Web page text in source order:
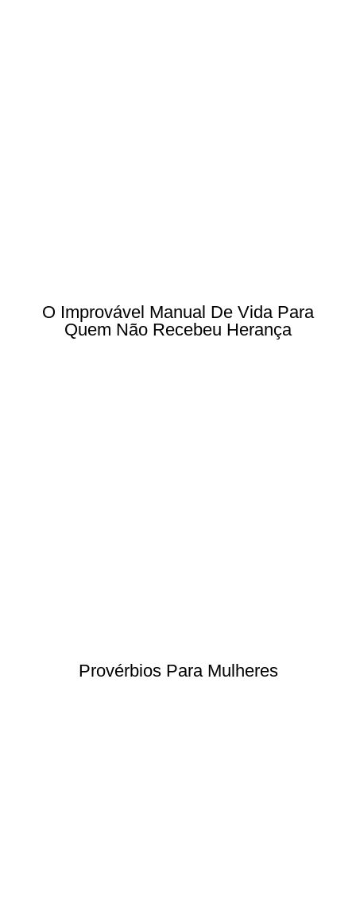
O Improvável Manual De Vida Para
Quem Não Recebeu Herança
Provérbios Para Mulheres